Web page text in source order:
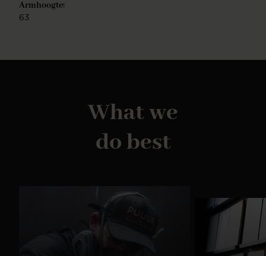
Armhoogte:
63
What we
do best